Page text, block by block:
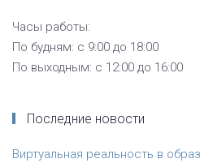
Часы работы:
По будням: с 9:00 до 18:00
По выходным: с 12:00 до 16:00
Последние новости
Виртуальная реальность в